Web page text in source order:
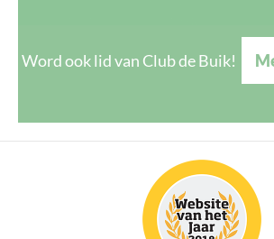
Word ook lid van Club de Buik!